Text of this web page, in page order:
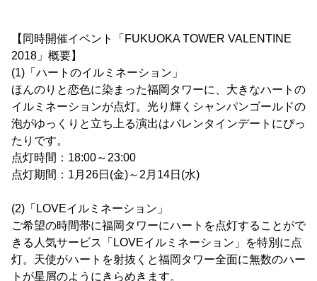
【同時開催イベント「FUKUOKA TOWER VALENTINE
2018」概要】
(1)「ハートのイルミネーション」
ほんのりと恋色に染まった福岡タワーに、大きなハートの
イルミネーションが点灯。光り輝くシャンパンゴールドの
泡がゆっくりと立ち上る演出はバレンタインデートにぴっ
たりです。
点灯時間：18:00～23:00
点灯期間：1月26日(金)～2月14日(水)
(2)「LOVEイルミネーション」
ご希望の時間帯に福岡タワーにハートを点灯することがで
きる人気サービス「LOVEイルミネーション」を特別に点
灯。天使がハートを射抜くと福岡タワー全面に無数のハー
トが星屑のようにきらめきます。